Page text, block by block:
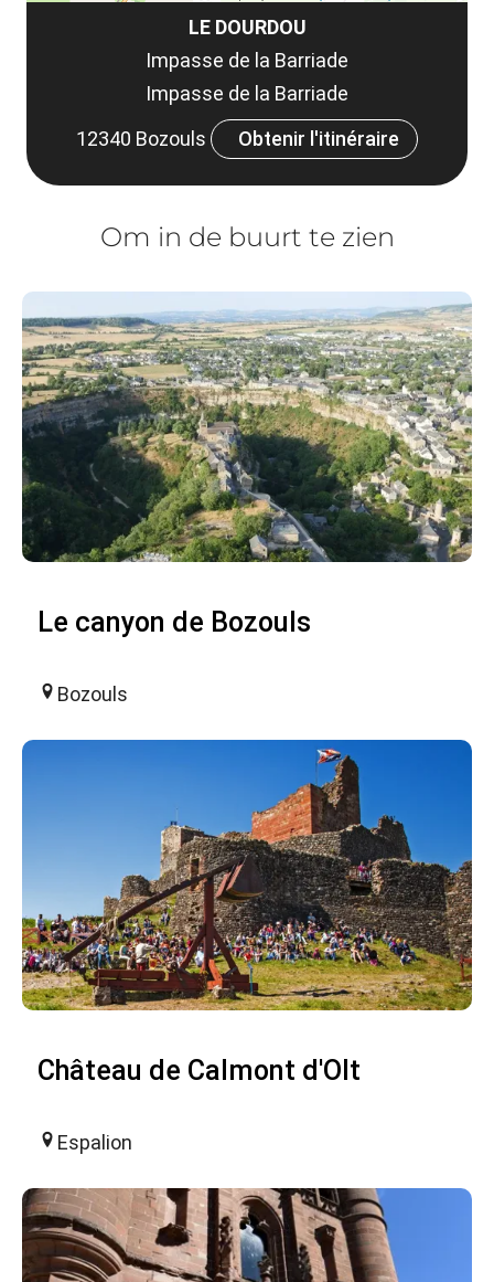
LE DOURDOU
Impasse de la Barriade
Impasse de la Barriade
12340 Bozouls
Obtenir l'itinéraire
Om in de buurt te zien
Le canyon de Bozouls
Bozouls
Château de Calmont d'Olt
Espalion